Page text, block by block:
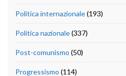
Politica internazionale(193)
Politica nazionale(337)
Post-comunismo (50)
Progressismo (114)